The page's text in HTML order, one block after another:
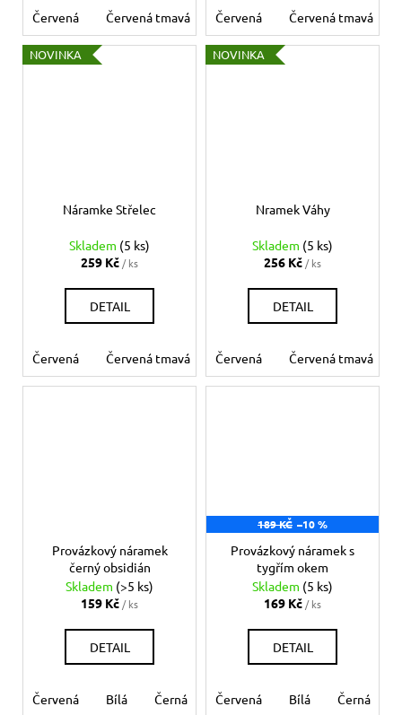
Červená Červená tmavá Bílá Béžová Šedá
Červená Červená tmavá
NOVINKA
Náramke Střelec
Skladem (5 ks)
259 Kč / ks
DETAIL
Červená Červená tmavá Bílá Béžová Šedá
NOVINKA
Nramek Váhy
Skladem (5 ks)
256 Kč / ks
DETAIL
Červená Červená tmavá
Provázkový náramek
černý obsidián
Skladem (>5 ks)
159 Kč/ ks
DETAIL
Červená Bílá Černá Růžová Modrá světlá
189 KČ –10 %
Provázkový náramek s
tygřím okem
Skladem (5 ks)
169 Kč/ ks
DETAIL
Červená Bílá Černá